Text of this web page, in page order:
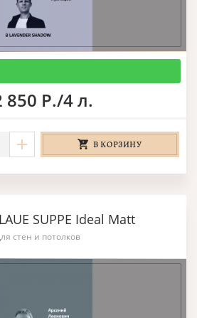
850 Р./4 л.
В КОРЗИНУ
SUPPE Ideal Matt
стен и потолков